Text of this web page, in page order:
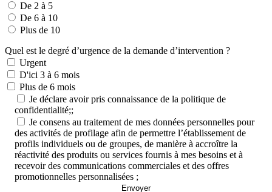
De 2 à 5
De 6 à 10
Plus de 10
Quel est le degré d’urgence de la demande d’intervention ?
Urgent
D'ici 3 à 6 mois
Plus de 6 mois
Je déclare avoir pris connaissance de la politique de
confidentialité;;
Je consens au traitement de mes données personnelles pour
des activités de profilage afin de permettre l’établissement de
profils individuels ou de groupes, de manière à accroître la
réactivité des produits ou services fournis à mes besoins et à
recevoir des communications commerciales et des offres
promotionnelles personnalisées ;